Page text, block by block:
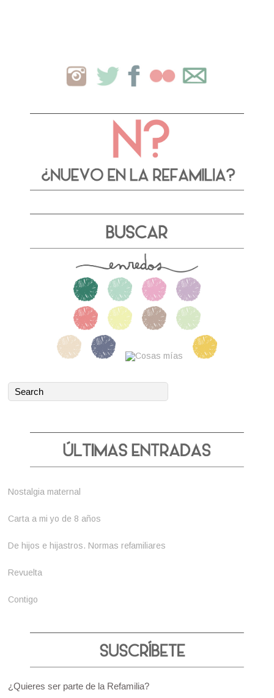
Nostalgia maternal
Carta a mi yo de 8 años
De hijos e hijastros. Normas refamiliares
Revuelta
Contigo
¿Quieres ser parte de la Refamilia?